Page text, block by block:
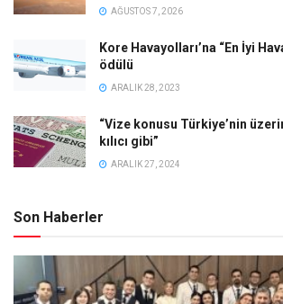
AĞUSTOS 7, 2026
Kore Havayolları’na “En İyi
ödülü
ARALIK 28, 2023
“Vize konusu Türkiye’nin
kılıcı gibi”
ARALIK 27, 2024
Son Haberler